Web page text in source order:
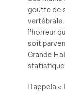
goutte de
vertébrale.
l’horreur
soit
Grande
Il appela «